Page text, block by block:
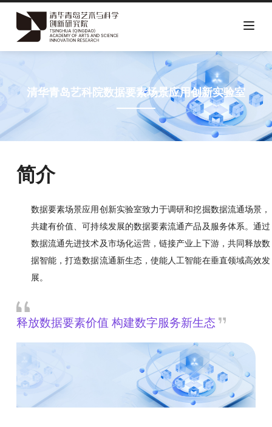
到
主
要
容
清华青岛艺科院数据要素场景应用创新实验室
简介
数据要素场景应用创新实验室致力于调研和挖掘数据流通场景，
共建有价值、可持续发展的数据要素流通产品及服务体系。通过
数据流通先进技术及市场化运营，链接产业上下游，共同释放数
据智能，打造数据流通新生态，使能人工智能在垂直领域高效发
展。
释放数据要素价值 构建数字服务新生态